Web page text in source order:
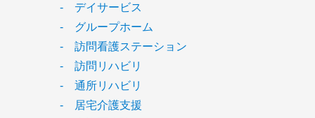
- デイサービス
- グループホーム
- 訪問看護ステーション
- 訪問リハビリ
- 通所リハビリ
- 居宅介護支援